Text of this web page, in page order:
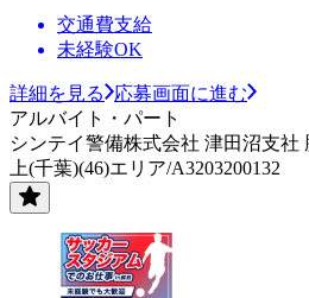
交通費支給
未経験OK
詳細を見る
応募画面に進む
アルバイト・パート
シンテイ警備株式会社 津田沼支社
上(千葉)(46)エリア/A3203200132